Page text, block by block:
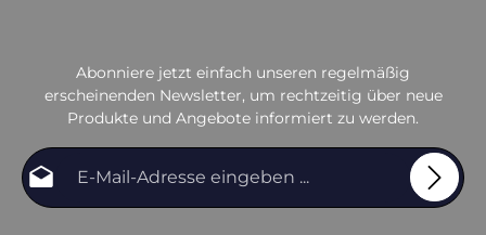
Abonniere jetzt einfach unseren regelmäßig
erscheinenden Newsletter, um rechtzeitig über neue
Produkte und Angebote informiert zu werden.